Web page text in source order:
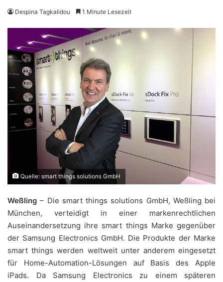
Despina Tagkalidou 1 Minute Lesezeit
Quelle: smart things solutions GmbH
Weßling – Die smart things solutions GmbH, Weßling bei
München, verteidigt in einer markenrechtlichen
Auseinandersetzung ihre smart things Marke gegenüber
der Samsung Electronics GmbH. Die Produkte der Marke
smart things werden weltweit unter anderem eingesetzt
für Home-Automation-Lösungen auf Basis des Apple
iPads. Da Samsung Electronics zu einem späteren